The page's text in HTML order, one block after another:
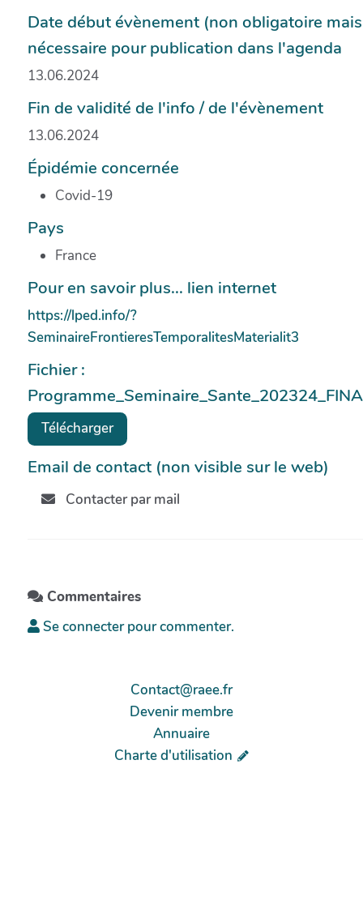
Date début évènement (non obligatoire mais
nécessaire pour publication dans l'agenda
13.06.2024
Fin de validité de l'info / de l'évènement
13.06.2024
Épidémie concernée
Covid-19
Pays
France
Pour en savoir plus... lien internet
https://lped.info/?
SeminaireFrontieresTemporalitesMaterialit3
Fichier :
Télécharger
Email de contact (non visible sur le web)
Contacter par mail
Commentaires
Se connecter pour commenter.
Contact@raee.fr
Devenir membre
Annuaire
Charte d'utilisation